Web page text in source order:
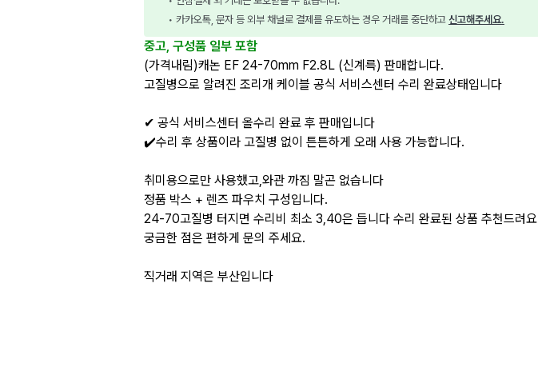
• 카카오톡, 문자 등 외부 채널로 결제를 유도하는 경우 거래를 중단하고 신고해주세요.
중고, 구성품 일부 포함
(가격내림)캐논 EF 24-70mm F2.8L (신계륵) 판매합니다.
고질병으로 알려진 조리개 케이블 공식 서비스센터 수리 완료상태입니다
✔ 공식 서비스센터 올수리 완료 후 판매입니다
✔️수리 후 상품이라 고질병 없이 튼튼하게 오래 사용 가능합니다.
취미용으로만 사용했고,와관 까짐 말곤 없습니다
정품 박스 + 렌즈 파우치 구성입니다.
24-70고질병 터지면 수리비 최소 3,40은 듭니다 수리 완료된 상품 추천드려요
궁금한 점은 편하게 문의 주세요.
직거래 지역은 부산입니다